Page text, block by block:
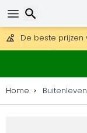
DHL Express is ook
30 dagen
De beste
Home